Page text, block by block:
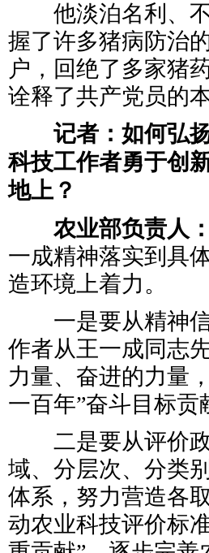
他淡泊名利、不
握了许多猪病防治
户，回绝了多家猪
诠释了共产党员的本
记者：如何弘扬
科技工作者勇于创
地上？
农业部负责人：
一成精神落实到具
造环境上着力。
一是要从精神信
作者从王一成同志
力量、奋进的力量
一百年”奋斗目标贡
二是要从评价政
域、分层次、分类
体系，努力营造各
动农业科技评价标